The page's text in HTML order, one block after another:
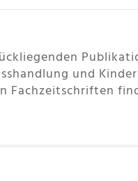
und
Fachzeitschriften